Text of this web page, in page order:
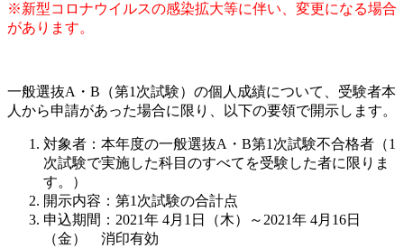
※新型コロナウイルスの感染拡大等に伴い、変更になる場合
があります。
一般選抜A・B（第1次試験）の個人成績について、受験者本
人から申請があった場合に限り、以下の要領で開示します。
対象者：本年度の一般選抜A・B第1次試験不合格者（1
次試験で実施した科目のすべてを受験した者に限りま
す。）
開示内容：第1次試験の合計点
申込期間：2021年 4月1日（木）～2021年 4月16日
（金） 消印有効